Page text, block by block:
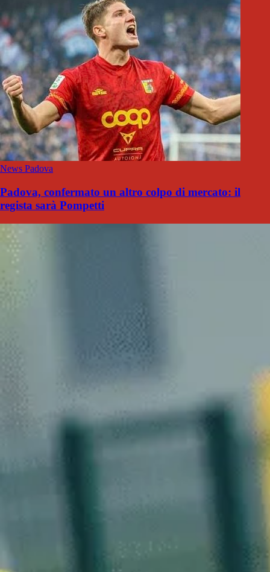
News Padova
Padova, confermato un altro colpo di mercato: il
regista sarà Pompetti